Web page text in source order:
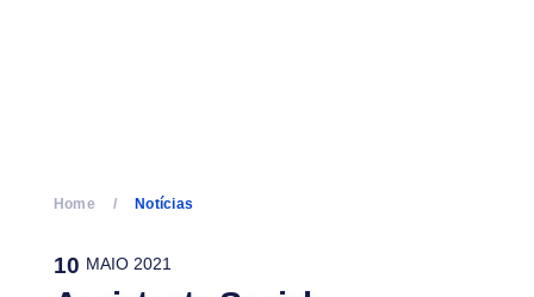
Home Notícias
10 MAIO 2021